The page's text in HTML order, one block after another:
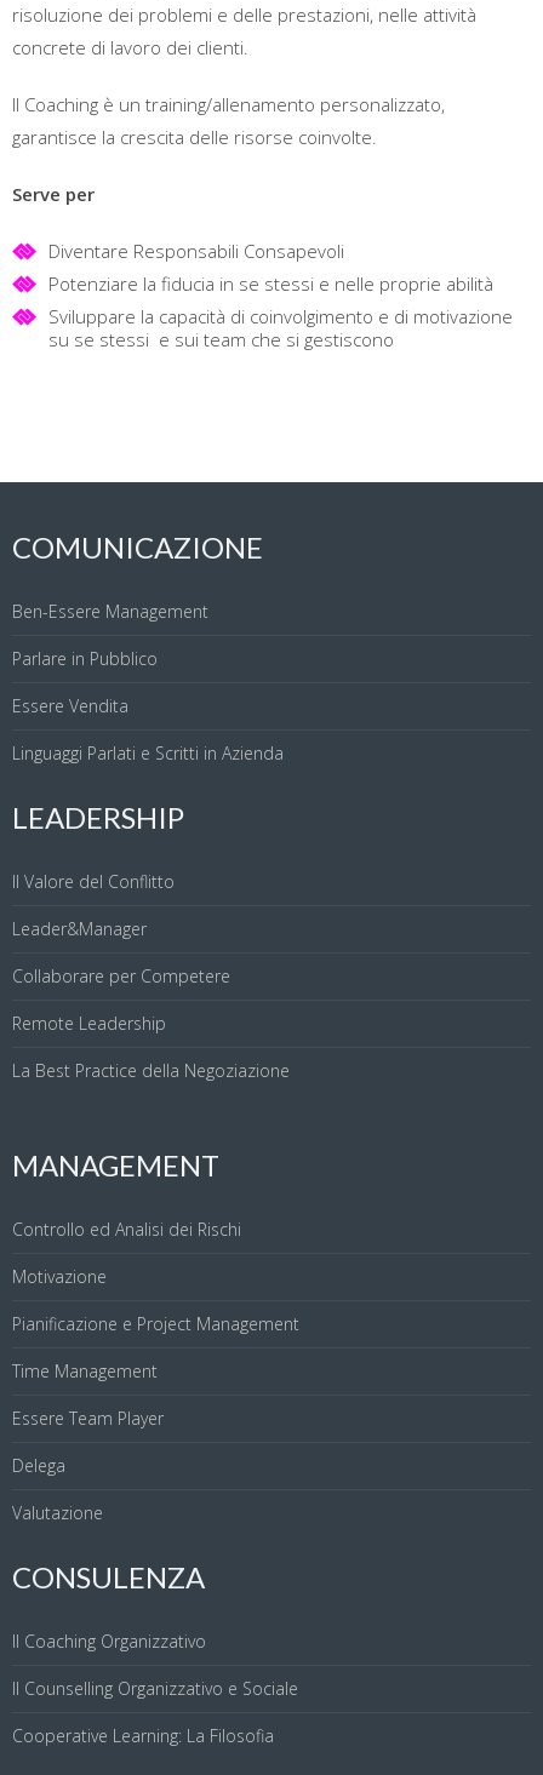
risoluzione dei problemi e delle prestazioni, nelle attività
concrete di lavoro dei clienti.
Il Coaching è un training/allenamento personalizzato,
garantisce la crescita delle risorse coinvolte.
Serve per
Diventare Responsabili Consapevoli
Potenziare la fiducia in se stessi e nelle proprie abilità
Sviluppare la capacità di coinvolgimento e di motivazione
su se stessi e sui team che si gestiscono
COMUNICAZIONE
Ben-Essere Management
Parlare in Pubblico
Essere Vendita
Linguaggi Parlati e Scritti in Azienda
LEADERSHIP
Il Valore del Conflitto
Leader&Manager
Collaborare per Competere
Remote Leadership
La Best Practice della Negoziazione
MANAGEMENT
Controllo ed Analisi dei Rischi
Motivazione
Pianificazione e Project Management
Time Management
Essere Team Player
Delega
Valutazione
CONSULENZA
Il Coaching Organizzativo
Il Counselling Organizzativo e Sociale
Cooperative Learning: La Filosofia